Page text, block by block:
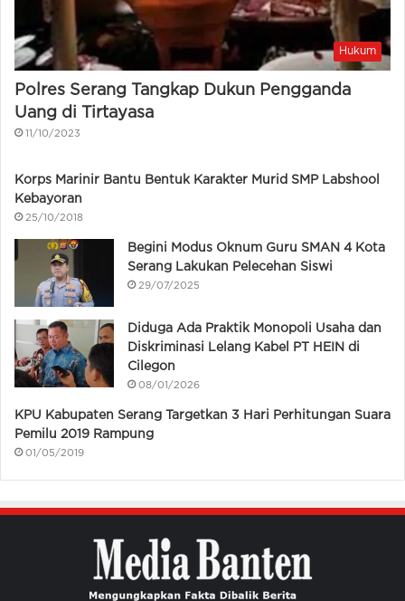
Hukum
Polres Serang Tangkap Dukun Pengganda
Uang di Tirtayasa
11/10/2023
Korps Marinir Bantu Bentuk Karakter Murid SMP Labshool
Kebayoran
25/10/2018
Begini Modus Oknum Guru SMAN 4 Kota
Serang Lakukan Pelecehan Siswi
29/07/2025
Diduga Ada Praktik Monopoli Usaha dan
Diskriminasi Lelang Kabel PT HEIN di
Cilegon
08/01/2026
KPU Kabupaten Serang Targetkan 3 Hari Perhitungan Suara
Pemilu 2019 Rampung
01/05/2019